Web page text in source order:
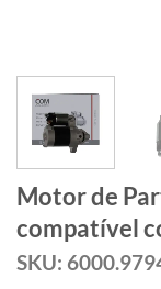
Motor de
compatível
SKU: